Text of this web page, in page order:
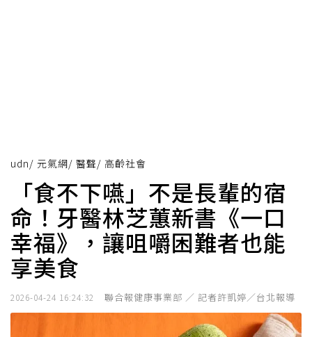
udn/ 元氣網/ 醫聲/ 高齡社會
「食不下嚥」不是長輩的宿
命！牙醫林芝蕙新書《一口
幸福》，讓咀嚼困難者也能
享美食
2026-04-24 16:24:32 聯合報健康事業部 ／ 記者許凱婷／台北報導